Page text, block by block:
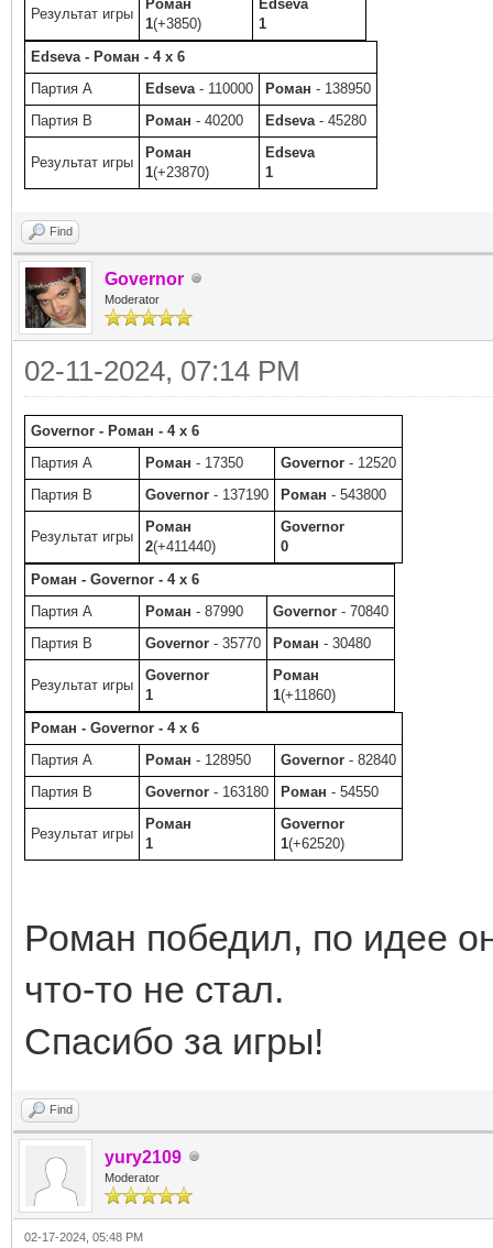
Результат игры
Роман
1(+3850)
Edseva
1
Edseva - Роман - 4 x 6
Партия A
Edseva - 110000 Роман - 138950
Партия B
Роман - 40200 Edseva - 45280
Результат игры
Роман
1(+23870)
Edseva
1
Find
Governor
Moderator
02-11-2024, 07:14 PM
Governor - Роман - 4 x 6
Партия A
Роман - 17350 Governor - 12520
Партия B
Governor - 137190 Роман - 543800
Результат игры
Роман
2(+411440)
Governor
0
Роман - Governor - 4 x 6
Партия A
Роман - 87990 Governor - 70840
Партия B
Governor - 35770 Роман - 30480
Результат игры
Governor
1
Роман
1(+11860)
Роман - Governor - 4 x 6
Партия A
Роман - 128950 Governor - 82840
Партия B
Governor - 163180 Роман - 54550
Результат игры
Роман
1
Governor
1(+62520)
Роман победил, по идее
что-то не стал.
Спасибо за игры!
Find
yury2109
Moderator
02-17-2024, 05:48 PM